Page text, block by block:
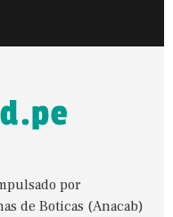
por
de Boticas (Anacab)